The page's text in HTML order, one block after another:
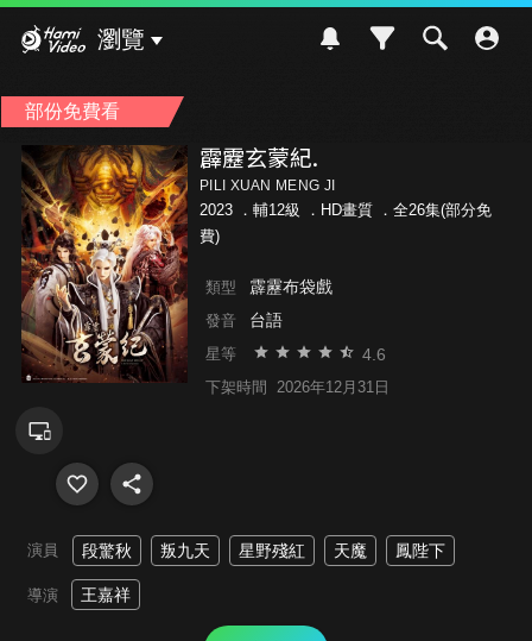
瀏覽
部份免費看
霹靂玄蒙紀.
PILI XUAN MENG JI
2023 ． 輔12級
．HD畫質 ．全26集(部分免
費)
類型 霹靂布袋戲
發音 台語
星等 4.6
下架時間 2026年12月31日
演員 段驚秋 叛九天 星野殘紅 天魔 鳳陛下
導演 王嘉祥